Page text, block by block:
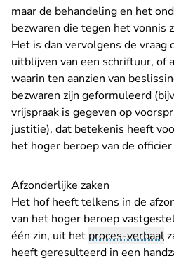
maar de behandeling en het
bezwaren die tegen het vonnis
Het is dan vervolgens de vraag
uitblijven van een schriftuur, of
waarin ten aanzien van
bezwaren zijn geformuleerd
vrijspraak is gegeven op
justitie), dat betekenis heeft
het hoger beroep van de
Afzonderlijke zaken
Het hof heeft telkens in de
van het hoger beroep
één zin, uit het proces-verbaal
heeft geresulteerd in een